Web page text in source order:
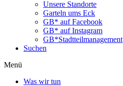
Unsere Standorte
Garteln ums Eck
GB* auf Facebook
GB* auf Instagram
GB*Stadtteilmanagement
Suchen
Menü
Was wir tun